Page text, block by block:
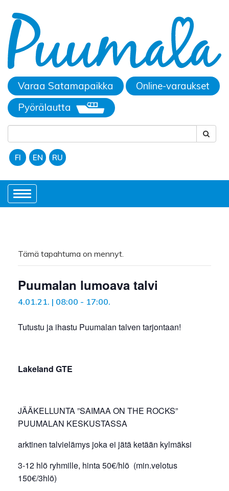
Varaa Satamapaikka
Online-varaukset
Pyörälautta
FI EN RU
Toggle
navigation
Tämä tapahtuma on mennyt.
Puumalan lumoava talvi
4.01.21. | 08:00 - 17:00.
Tutustu ja ihastu Puumalan talven tarjontaan!
Lakeland GTE
JÄÄKELLUNTA ”SAIMAA ON THE ROCKS”
PUUMALAN KESKUSTASSA
arktinen talvielämys joka ei jätä ketään kylmäksi
3-12 hlö ryhmille, hinta 50€/hlö (min.velotus
150€/3hlö)